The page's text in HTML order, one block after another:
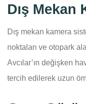
Dış Mekan
Dış mekan kamera
noktaları ve otopark
Avcılar’ın değişken
tercih edilerek uzun